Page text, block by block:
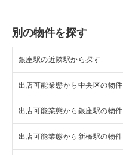
別の物件を探す
銀座駅の近隣駅から探す
新橋駅の店舗物件・貸店舗
京橋駅の店舗物件・貸店舗
霞ヶ関駅の店舗物件・貸店
出店可能業態から中央区の物
中央区の重飲食を出店可能
中央区の軽飲食を出店可能
出店可能業態から銀座駅の物
銀座駅の重飲食を出店可能
出店可能業態から新橋駅の物